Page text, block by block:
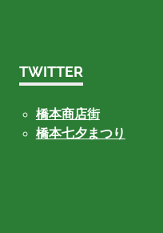
TWITTER
橋本商店街
橋本七夕まつり